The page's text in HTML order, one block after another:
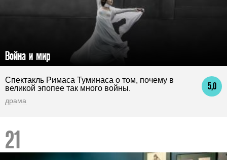
Война и мир
5,0
Спектакль Римаса Туминаса о том, почему в
великой эпопее так много войны.
драма